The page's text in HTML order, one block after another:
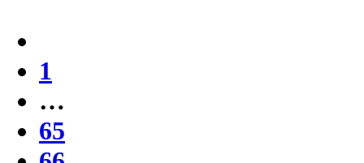
1
…
65